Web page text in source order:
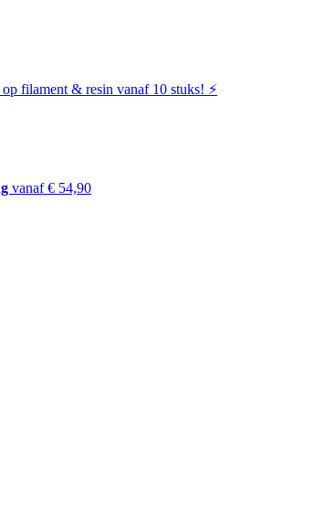
filament & resin vanaf 10 stuks! ⚡️
vanaf € 54,90